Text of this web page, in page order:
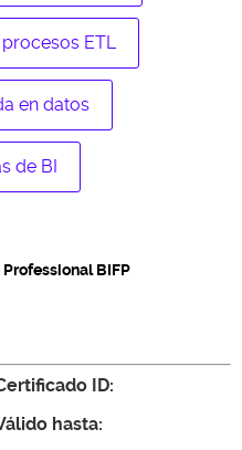
ETL
en datos
de BI
BIFP
ID:
hasta: